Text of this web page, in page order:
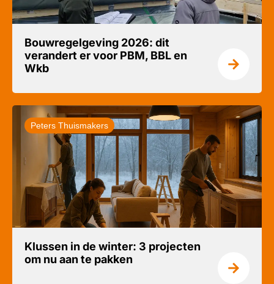
Bouwregelgeving 2026: dit
verandert er voor PBM, BBL en
Wkb
Peters Thuismakers
Klussen in de winter: 3 projecten
om nu aan te pakken